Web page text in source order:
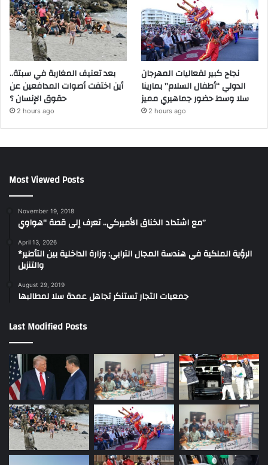
بعد تعنيف المغاربة في سبتة..
أين اختفت أصوات المدافعين عن
حقوق الإنسان ؟
2 hours ago
نجاح كبير لفعاليات المهرجان
الدولي “أطفال السلام” بمارينا
سلا وسط حضور جماهيري مميز
2 hours ago
Most Viewed Posts
November 19, 2018
مع اشتداد الخناق الأميركي.. تعرف إلى قصة “هواوي”
April 13, 2026
*الرؤية الملكية في هندسة المجال الترابي: وزارة الداخلية بين التأطير
والتنزيل
August 29, 2019
جمعيات التجار تستنكر تجاهل عمدة سلا لمطالبها
Last Modified Posts